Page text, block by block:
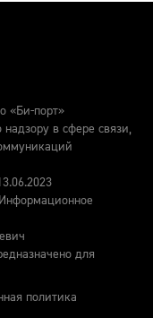
«Би-порт»
в сфере связи,
для
политика